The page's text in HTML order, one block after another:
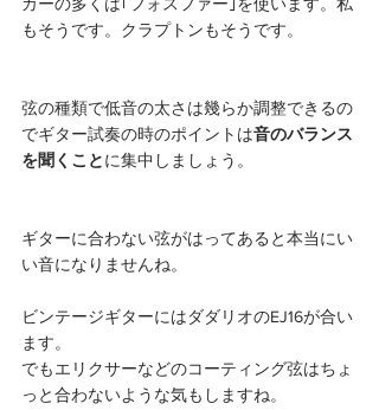
もそうです。クラプトンもそうです。
弦の種類で低音の太さは幾らか調整できるの
でギター試奏の時のポイントは音のバランス
を聞くことに集中しましょう。
ギターに合わない弦がはってあると本当にい
い音になりませんね。
ビンテージギターにはダダリオのEJ16が合い
ます。
でもエリクサーなどのコーティング弦はちょ
っと合わないような気もしますね。